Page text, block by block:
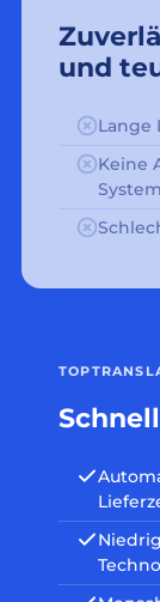
und
Lange
Keine